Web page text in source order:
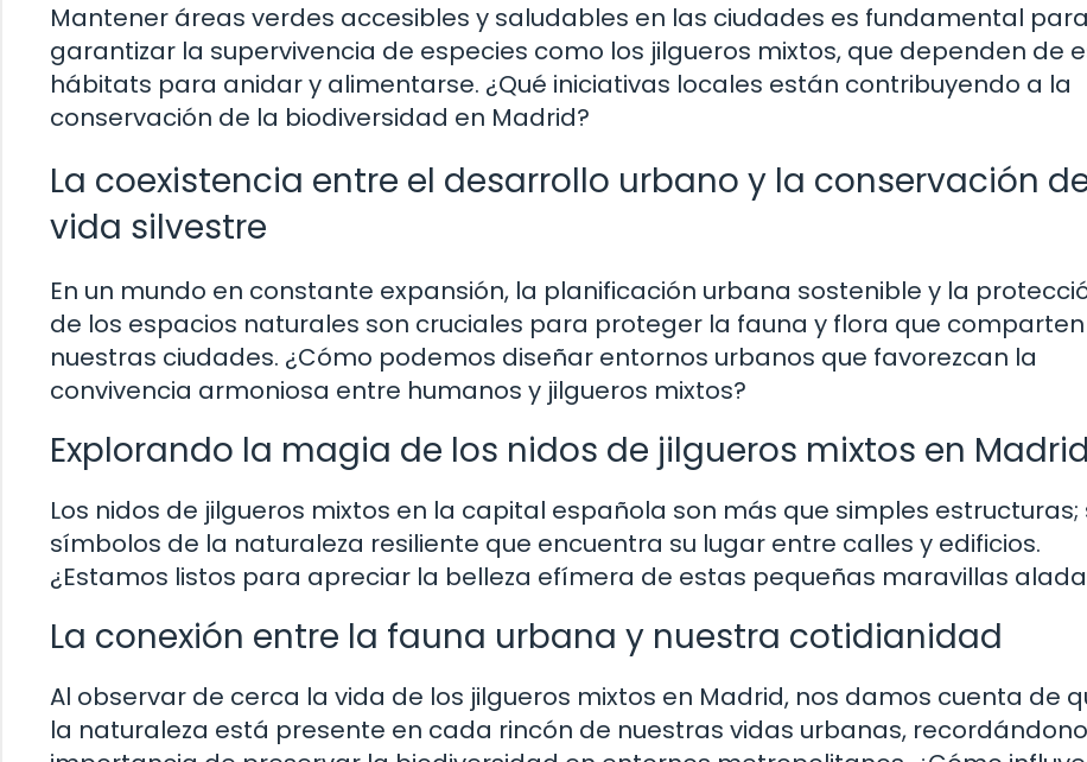
Mantener áreas verdes accesibles y saludables en las ciudades es fundamental para
garantizar la supervivencia de especies como los jilgueros mixtos, que dependen de
hábitats para anidar y alimentarse. ¿Qué iniciativas locales están contribuyendo a la
conservación de la biodiversidad en Madrid?
La coexistencia entre el desarrollo urbano y la conservación
vida silvestre
En un mundo en constante expansión, la planificación urbana sostenible y la
de los espacios naturales son cruciales para proteger la fauna y flora que comparten
nuestras ciudades. ¿Cómo podemos diseñar entornos urbanos que favorezcan la
convivencia armoniosa entre humanos y jilgueros mixtos?
Explorando la magia de los nidos de jilgueros mixtos en Madrid
Los nidos de jilgueros mixtos en la capital española son más que simples estructuras;
símbolos de la naturaleza resiliente que encuentra su lugar entre calles y edificios.
¿Estamos listos para apreciar la belleza efímera de estas pequeñas maravillas
La conexión entre la fauna urbana y nuestra cotidianidad
Al observar de cerca la vida de los jilgueros mixtos en Madrid, nos damos cuenta de
la naturaleza está presente en cada rincón de nuestras vidas urbanas,